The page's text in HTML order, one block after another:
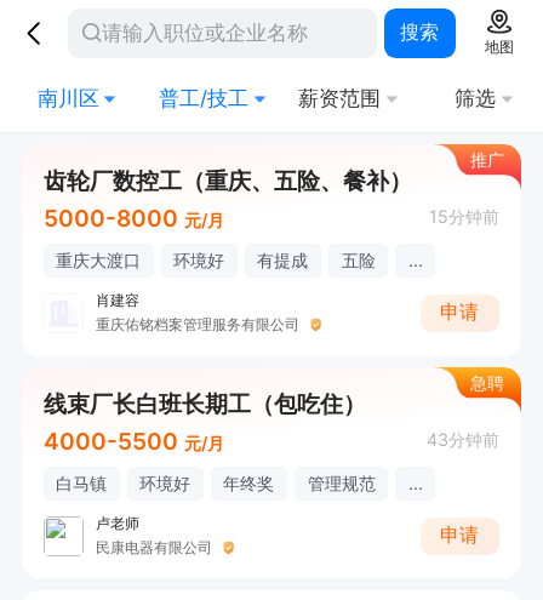
搜索
地图
南川区 普工/技工 薪资范围 筛选
推广
齿轮厂数控工（重庆、五险、餐补）
5000-8000 元/月 15分钟前
重庆大渡口 环境好 有提成 五险 ...
肖建容
重庆佑铭档案管理服务有限公司
申请
急聘
线束厂长白班长期工（包吃住）
4000-5500 元/月 43分钟前
白马镇 环境好 年终奖 管理规范 ...
卢老师
民康电器有限公司
申请